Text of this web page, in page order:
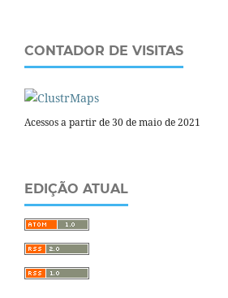
CONTADOR DE VISITAS
Acessos a partir de 30 de maio de 2021
EDIÇÃO ATUAL